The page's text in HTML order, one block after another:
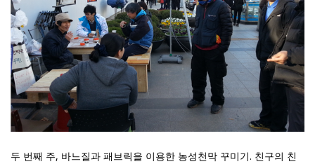
두 번째 주, 바느질과 패브릭을 이용한 농성천막 꾸미기. 친구의 친